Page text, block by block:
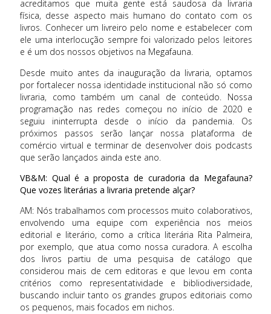
acreditamos que muita gente está saudosa da livraria
física, desse aspecto mais humano do contato com os
livros. Conhecer um livreiro pelo nome e estabelecer com
ele uma interlocução sempre foi valorizado pelos leitores
e é um dos nossos objetivos na Megafauna.
Desde muito antes da inauguração da livraria, optamos
por fortalecer nossa identidade institucional não só como
livraria, como também um canal de conteúdo. Nossa
programação nas redes começou no início de 2020 e
seguiu ininterrupta desde o início da pandemia. Os
próximos passos serão lançar nossa plataforma de
comércio virtual e terminar de desenvolver dois podcasts
que serão lançados ainda este ano.
VB&M: Qual é a proposta de curadoria da Megafauna?
Que vozes literárias a livraria pretende alçar?
AM: Nós trabalhamos com processos muito colaborativos,
envolvendo uma equipe com experiência nos meios
editorial e literário, como a crítica literária Rita Palmeira,
por exemplo, que atua como nossa curadora. A escolha
dos livros partiu de uma pesquisa de catálogo que
considerou mais de cem editoras e que levou em conta
critérios como representatividade e bibliodiversidade,
buscando incluir tanto os grandes grupos editoriais como
os pequenos, mais focados em nichos.